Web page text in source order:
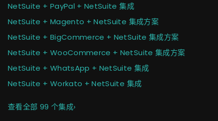
NetSuite + PayPal + NetSuite 集成
NetSuite + Magento + NetSuite 集成方案
NetSuite + BigCommerce + NetSuite 集成方案
NetSuite + WooCommerce + NetSuite 集成方案
NetSuite + WhatsApp + NetSuite 集成
NetSuite + Workato + NetSuite 集成
查看全部 99 个集成›